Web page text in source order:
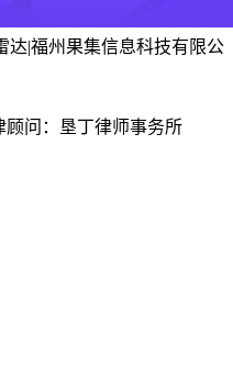
达|福州果集信息科技有限公
顾问：垦丁律师事务所